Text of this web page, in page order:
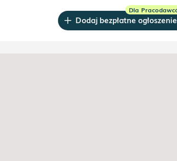
Dodaj bezpłatne ogłoszenie